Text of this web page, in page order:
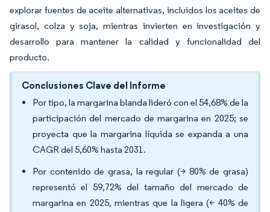
explorar fuentes de aceite alternativas, incluidos los aceites de
girasol, colza y soja, mientras invierten en investigación y
desarrollo para mantener la calidad y funcionalidad del
producto.
Conclusiones Clave del Informe
Por tipo, la margarina blanda lideró con el 54,68% de la
participación del mercado de margarina en 2025; se
proyecta que la margarina líquida se expanda a una
CAGR del 5,60% hasta 2031.
Por contenido de grasa, la regular (> 80% de grasa)
representó el 59,72% del tamaño del mercado de
margarina en 2025, mientras que la ligera (< 40% de